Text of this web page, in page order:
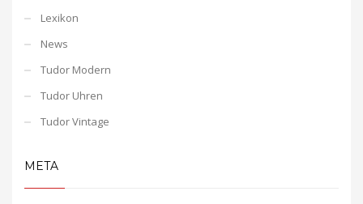
Lexikon
News
Tudor Modern
Tudor Uhren
Tudor Vintage
META